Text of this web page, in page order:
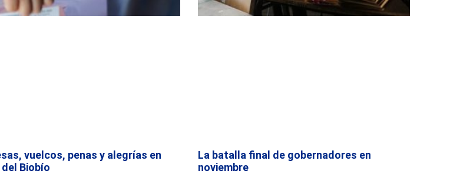
vuelcos, penas y alegrías en
Biobío
La batalla final de gobernadores en
noviembre